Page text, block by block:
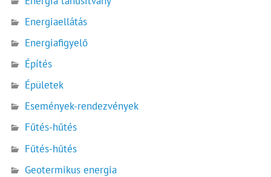
Energiaellátás
Energiafigyelő
Építés
Épületek
Események-rendezvények
Fűtés-hűtés
Fűtés-hűtés
Geotermikus energia